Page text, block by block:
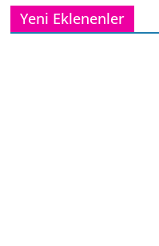
Yeni Eklenenler